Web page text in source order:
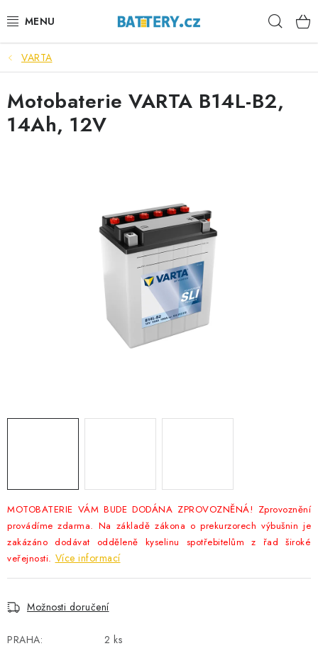
na
VÝHODNÉ SETY
SLUŽBY
AUTOBATERIE
STANIČNÍ BATERIE
STARTOVACÍ ZDROJE
TESTERY BATERIÍ
BATERIE PRO VYSAVAČE
BATERIE PRO NOUZOVÁ OSVĚTLENÍ
VARTA
MOTOBATERIE VÁM BUDE DODÁNA ZPROVOZNĚNÁ! Zprovoznění
provádíme zdarma. Na základě zákona o prekurzorech výbušnin je
zakázáno dodávat odděleně kyselinu spotřebitelům z řad široké
veřejnosti. Více informací
Možnosti doručení
PRAHA:
2 ks
Motobaterie VARTA B14L-B2,
14Ah, 12V